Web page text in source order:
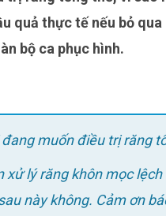
quả thực tế nếu bỏ
bộ ca phục hình.
muốn điều trị răng
lý răng khôn mọc
này không. Cảm ơn